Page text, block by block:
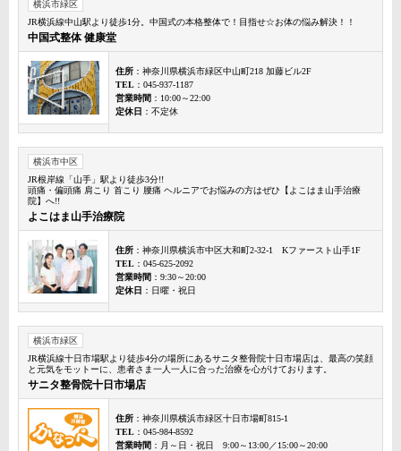
横浜市緑区
JR横浜線中山駅より徒歩1分。中国式の本格整体で！目指せ☆お体の悩み解決！！
中国式整体 健康堂
住所 ：神奈川県横浜市緑区中山町218 加藤ビル2F
TEL ：045-937-1187
営業時間 ：10:00～22:00
定休日 ：不定休
横浜市中区
JR根岸線「山手」駅より徒歩3分!!
頭痛・偏頭痛 肩こり 首こり 腰痛 ヘルニアでお悩みの方はぜひ【よこはま山手治療
院】へ!!
よこはま山手治療院
住所 ：神奈川県横浜市中区大和町2-32-1 Kファースト山手1F
TEL ：045-625-2092
営業時間 ：9:30～20:00
定休日 ：日曜・祝日
横浜市緑区
JR横浜線十日市場駅より徒歩4分の場所にあるサニタ整骨院十日市場店は、最高の笑顔
と元気をモットーに、患者さま一人一人に合った治療を心がけております。
サニタ整骨院十日市場店
住所 ：神奈川県横浜市緑区十日市場町815-1
TEL ：045-984-8592
営業時間 ：月～日・祝日 9:00～13:00／15:00～20:00